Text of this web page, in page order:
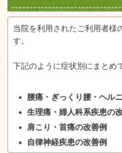
当院を利用されたご利用者様
す。
下記のように症状別にまとめ
腰痛・ぎっくり腰・ヘル
生理痛・婦人科系疾患の
肩こり・首痛の改善例
自律神経疾患の改善例